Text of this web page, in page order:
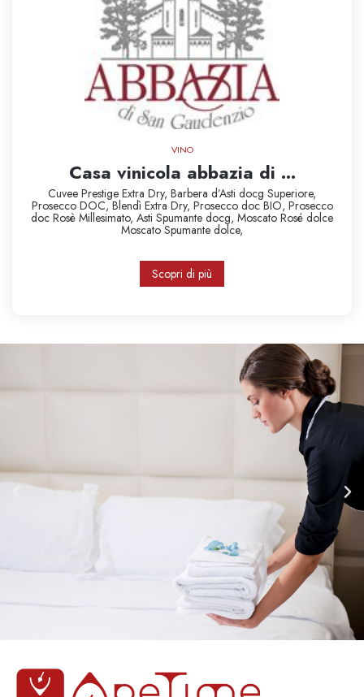
VINO
Casa vinicola abbazia di ...
Cuvee Prestige Extra Dry, Barbera d’Asti docg Superiore,
Prosecco DOC, Blendì Extra Dry, Prosecco doc BIO, Prosecco
doc Rosè Millesimato, Asti Spumante docg, Moscato Rosé dolce
Moscato Spumante dolce,
Scopri di più